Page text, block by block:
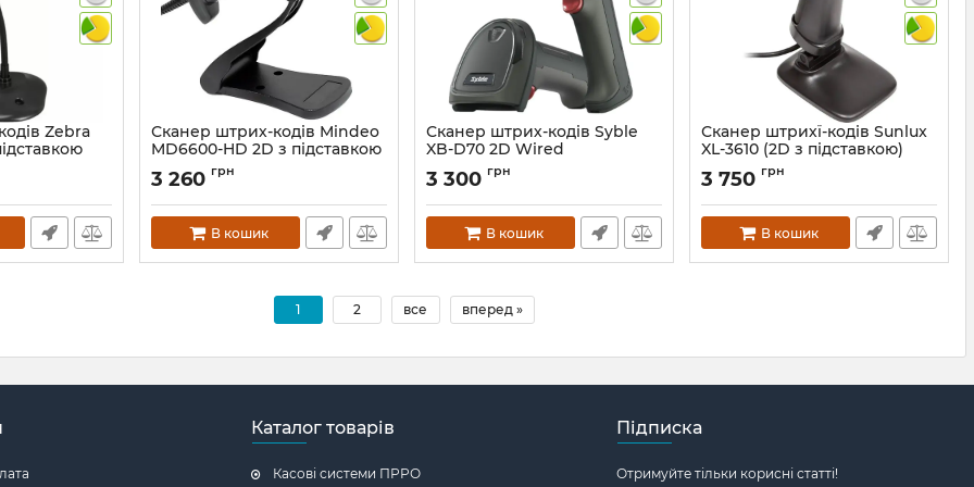
Zebra
Сканер штрих-кодів Mindeo
MD6600-HD 2D з підставкою
Артикул: 1005
3 260 грн
В кошик
Сканер штрих-кодів Syble
XB-D70 2D Wired
професійний
Артикул:
3 300 грн
В кошик
Сканер штрихї-кодів Sunlux
XL-3610 (2D з підставкою)
Артикул: 1080
3 750 грн
В кошик
1 2 все вперед »
Каталог товарів
Касові системи ПРРО
Підписка
Отримуйте тільки корисні статті!